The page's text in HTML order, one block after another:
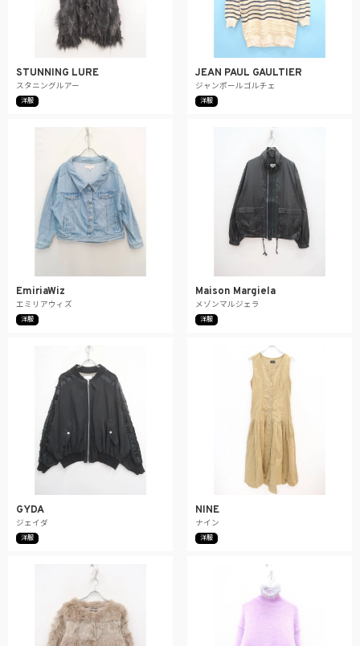
STUNNING LURE
スタニングルアー
洋服
JEAN PAUL GAULTIER
ジャンポールゴルチェ
洋服
EmiriaWiz
エミリアウィズ
洋服
Maison Margiela
メゾンマルジェラ
洋服
GYDA
ジェイダ
洋服
NINE
ナイン
洋服